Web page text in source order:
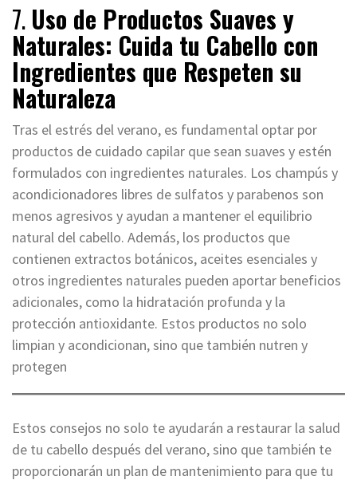
7. Uso de Productos Suaves y
Naturales: Cuida tu Cabello con
Ingredientes que Respeten su
Naturaleza
Tras el estrés del verano, es fundamental optar por
productos de cuidado capilar que sean suaves y estén
formulados con ingredientes naturales. Los champús y
acondicionadores libres de sulfatos y parabenos son
menos agresivos y ayudan a mantener el equilibrio
natural del cabello. Además, los productos que
contienen extractos botánicos, aceites esenciales y
otros ingredientes naturales pueden aportar beneficios
adicionales, como la hidratación profunda y la
protección antioxidante. Estos productos no solo
limpian y acondicionan, sino que también nutren y
protegen
Estos consejos no solo te ayudarán a restaurar la salud
de tu cabello después del verano, sino que también te
proporcionarán un plan de mantenimiento para que tu